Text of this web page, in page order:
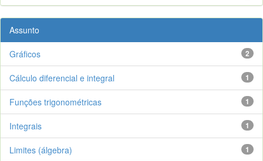
Assunto
2
Gráficos
1
Cálculo diferencial e integral
1
Funções trigonométricas
1
Integrais
1
Limites (álgebra)